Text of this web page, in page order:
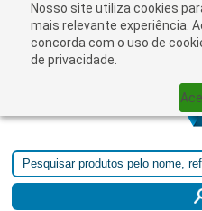
Nosso site utiliza cookies
mais relevante experiência.
concorda com o uso de
de privacidade.